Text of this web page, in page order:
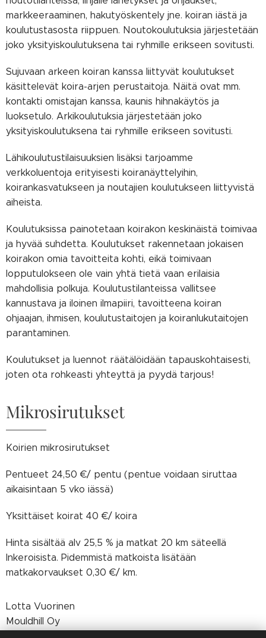
markkeeraaminen, hakutyöskentely jne. koiran iästä ja
koulutustasosta riippuen. Noutokoulutuksia järjestetään
joko yksityiskoulutuksena tai ryhmille erikseen sovitusti.
Sujuvaan arkeen koiran kanssa liittyvät koulutukset
käsittelevät koira-arjen perustaitoja. Näitä ovat mm.
kontakti omistajan kanssa, kaunis hihnakäytös ja
luoksetulo. Arkikoulutuksia järjestetään joko
yksityiskoulutuksena tai ryhmille erikseen sovitusti.
Lähikoulutustilaisuuksien lisäksi tarjoamme
verkkoluentoja erityisesti koiranäyttelyihin,
koirankasvatukseen ja noutajien koulutukseen liittyvistä
aiheista.
Koulutuksissa painotetaan koirakon keskinäistä toimivaa
ja hyvää suhdetta. Koulutukset rakennetaan jokaisen
koirakon omia tavoitteita kohti, eikä toimivaan
lopputulokseen ole vain yhtä tietä vaan erilaisia
mahdollisia polkuja. Koulutustilanteissa vallitsee
kannustava ja iloinen ilmapiiri, tavoitteena koiran
ohjaajan, ihmisen, koulutustaitojen ja koiranlukutaitojen
parantaminen.
Koulutukset ja luennot räätälöidään tapauskohtaisesti,
joten ota rohkeasti yhteyttä ja pyydä tarjous!
Mikrosirutukset
Koirien mikrosirutukset
Pentueet 24,50 €/ pentu (pentue voidaan siruttaa
aikaisintaan 5 vko iässä)
Yksittäiset koirat 40 €/ koira
Hinta sisältää alv 25,5 % ja matkat 20 km säteellä
Inkeroisista. Pidemmistä matkoista lisätään
matkakorvaukset 0,30 €/ km.
Lotta Vuorinen
Mouldhill Oy